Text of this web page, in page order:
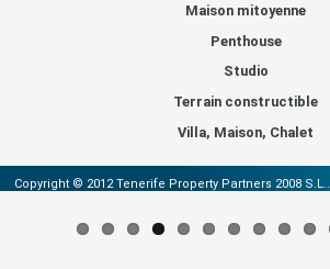
Maison mitoyenne
Penthouse
Studio
Terrain constructible
Villa, Maison, Chalet
Copyright © 2012 Tenerife Property Partners 2008 S.L..